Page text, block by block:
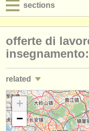
sections
jobs - spettacolo
jobs -
jobs -
degree courses
corsi
offerte di
related
jobs - spettacolo:
corsi/ masterclass
+
−